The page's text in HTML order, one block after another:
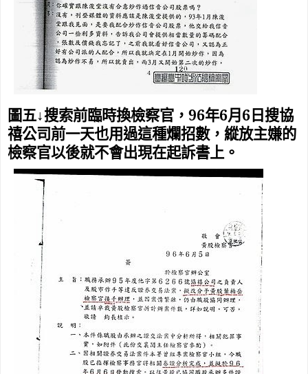
圖五↓搜索前臨時換檢察官， 96年6月 6 日搜協
禧公司前一天也用過這種爛招數，縱放主嫌的
檢察官以後就不會出現在起訴書上。